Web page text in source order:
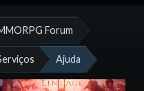
Forum
Ajuda